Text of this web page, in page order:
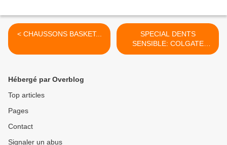
< CHAUSSONS BASKET...
SPECIAL DENTS
SENSIBLE: COLGATE
SENSITIVE PRO
Hébergé par Overblog
Top articles
Pages
Contact
Signaler un abus